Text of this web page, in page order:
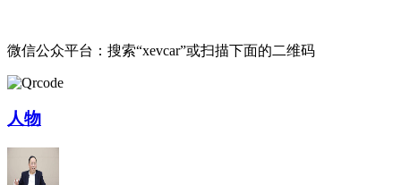
微信公众平台：搜索“xevcar”或扫描下面的二维码
人物